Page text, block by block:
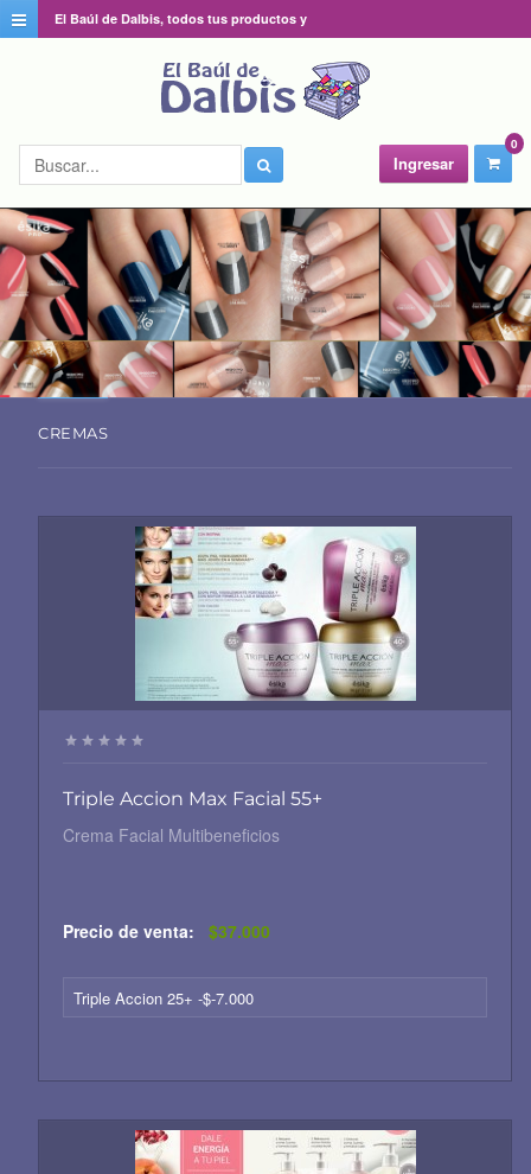
El Baúl de Dalbis, todos tus productos y
0
Ingresar
CREMAS
Triple Accion Max Facial 55+
Crema Facial Multibeneficios
Precio de venta: $37.000
Triple Accion 25+ -$-7.000